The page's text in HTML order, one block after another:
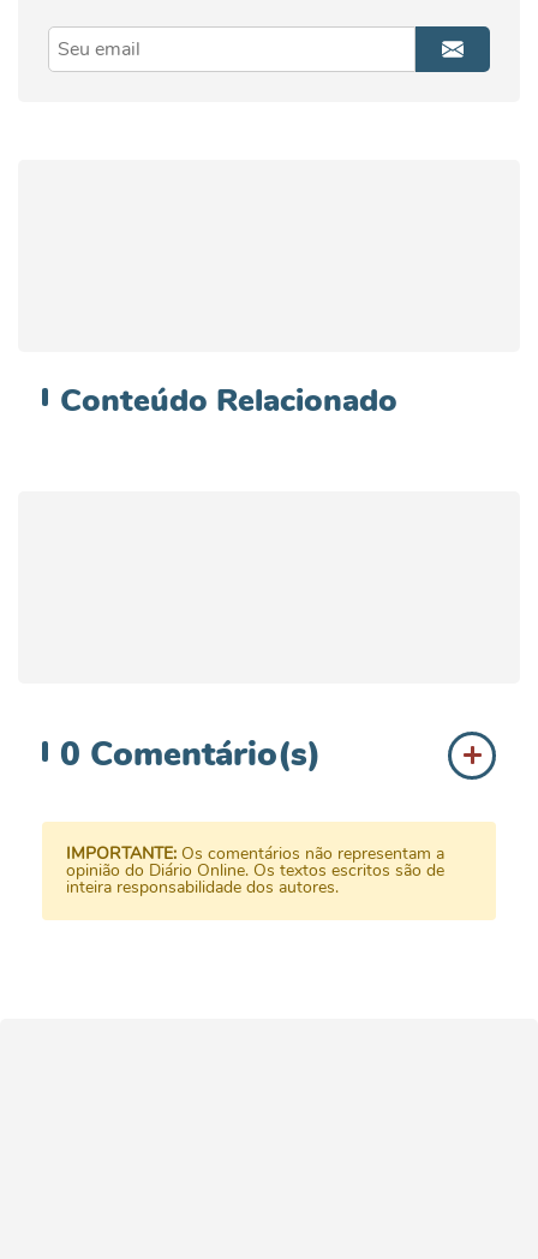
Conteúdo Relacionado
0 Comentário(s)
IMPORTANTE: Os comentários não representam a
opinião do Diário Online. Os textos escritos são de
inteira responsabilidade dos autores.